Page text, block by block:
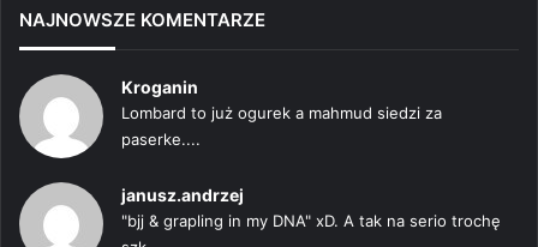
NAJNOWSZE KOMENTARZE
Kroganin
Lombard to już ogurek a mahmud siedzi za
paserke....
janusz.andrzej
"bjj & grapling in my DNA" xD. A tak na serio trochę